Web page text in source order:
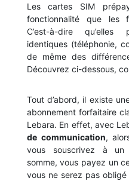
Les cartes SIM
fonctionnalité que les
C’est-à-dire
identiques (téléphonie,
de même des
Découvrez ci-dessous,
Tout d’abord, il existe
abonnement forfaitaire
Lebara. En effet, avec
de communication,
vous souscrivez à un
somme, vous payez un
vous ne serez pas